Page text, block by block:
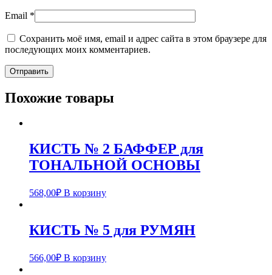
Email *
Сохранить моё имя, email и адрес сайта в этом браузере для
последующих моих комментариев.
Похожие товары
КИСТЬ № 2 БАФФЕР для
ТОНАЛЬНОЙ ОСНОВЫ
568,00₽ В корзину
КИСТЬ № 5 для РУМЯН
566,00₽ В корзину